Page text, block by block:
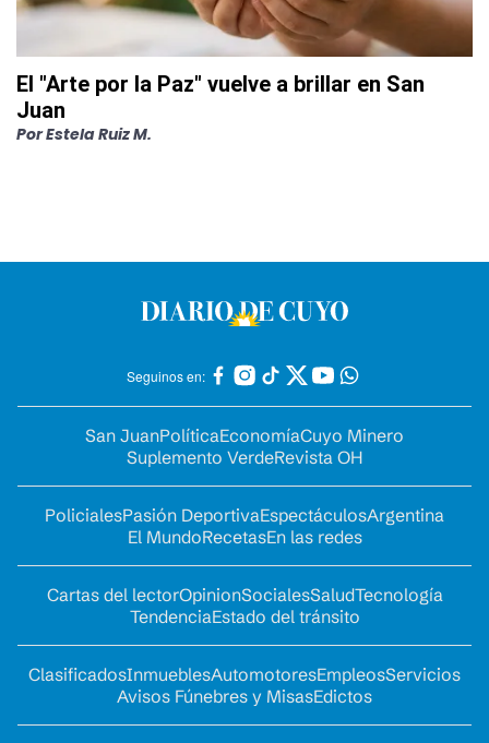
El "Arte por la Paz" vuelve a brillar en San
Juan
PorEstela Ruiz M.
Seguinos en:
San JuanPolíticaEconomíaCuyo Minero
Suplemento VerdeRevista OH
PolicialesPasión DeportivaEspectáculosArgentina
El MundoRecetasEn las redes
Cartas del lectorOpinionSocialesSaludTecnología
TendenciaEstado del tránsito
ClasificadosInmueblesAutomotoresEmpleosServicios
Avisos Fúnebres y MisasEdictos